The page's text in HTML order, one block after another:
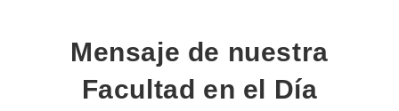
Mensaje de nuestra
Facultad en el Día